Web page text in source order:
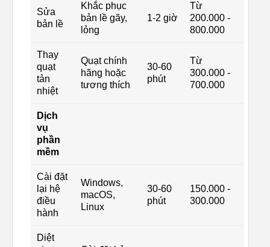
Sửa
bản lề
Khắc phục
bản lề gãy,
lỏng
1-2 giờ
Từ
200.000 -
800.000
Thay
quạt
tản
nhiệt
Quạt chính
hãng hoặc
tương thích
30-60
phút
Từ
300.000 -
700.000
Dịch
vụ
phần
mềm
Cài đặt
lại hệ
điều
hành
Windows,
macOS,
Linux
30-60
phút
150.000 -
300.000
Diệt